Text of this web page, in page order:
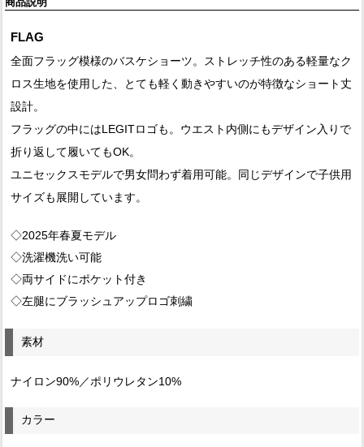
FLAG
全面フラッグ模様のバスケショーツ。ストレッチ性のある軽量なク
ロス生地を使用した、とても軽く動きやすいのが特徴なショート丈
設計。
フラッグの中にはLEGITロゴも。ウエスト内側にもデザイン入りで
折り返して履いてもOK。
ユニセックスモデルで男女問わず着用可能。同じデザインで子供用
サイズも展開しています。
◇2025年春夏モデル
◇洗濯機洗い可能
◇両サイドにポケット付き
◇左腿にブラッシュアップロゴ刺繍
素材
ナイロン90%／ポリウレタン10%
カラー